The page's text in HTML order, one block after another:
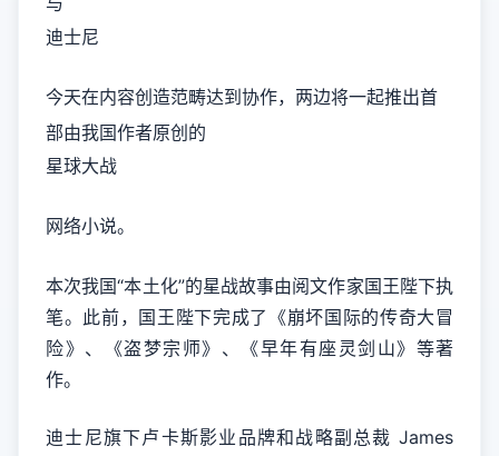
迪士尼
今天在内容创造范畴达到协作，两边将一起推出首
部由我国作者原创的
星球大战
网络小说。
本次我国“本土化”的星战故事由阅文作家国王陛下执
笔。此前，国王陛下完成了《崩坏国际的传奇大冒
险》、《盗梦宗师》、《早年有座灵剑山》等著
作。
迪士尼旗下卢卡斯影业品牌和战略副总裁 James